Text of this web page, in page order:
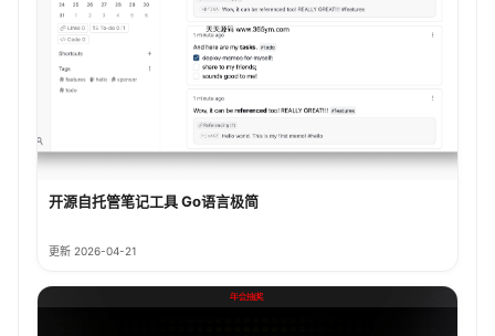
开源自托管笔记工具 Go语言极简
更新 2026-04-21